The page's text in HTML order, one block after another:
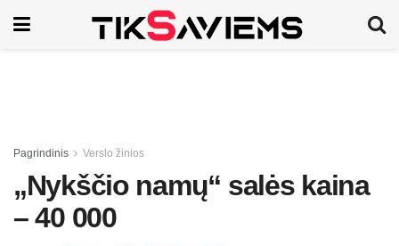
Pagrindinis Verslo žinios
„Nykščio namų“ salės kaina
– 40 000